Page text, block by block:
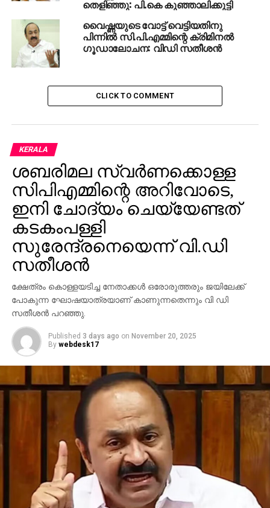
തെളിഞ്ഞു: പി.കെ കുഞ്ഞാലിക്കുട്ടി
വൈഷ്ണയുടെ വോട്ട് വെട്ടിയതിനു
പിന്നില്‍ സി.പി.എമ്മിന്റെ ക്രിമിനല്‍
ഗൂഡാലോചന: വിഡി സതീശന്‍
CLICK TO COMMENT
KERALA
ശബരിമല സ്വര്‍ണക്കൊള്ള
സിപിഎമ്മിന്റെ അറിവോടെ,
ഇനി ചോദ്യം ചെയ്യേണ്ടത്
കടകംപള്ളി
സുരേന്ദ്രനെയെന്ന് വി.ഡി
സതീശന്‍
ക്ഷേത്രം കൊള്ളയടിച്ച നേതാക്കള്‍ ഒരോരുത്തരും ജയിലേക്ക്
പോകുന്ന ഘോഷയാത്രയാണ് കാണുന്നതെന്നും വി ഡി
സതീശന്‍ പറഞ്ഞു.
Published 3 days ago on November 20, 2025
By webdesk17